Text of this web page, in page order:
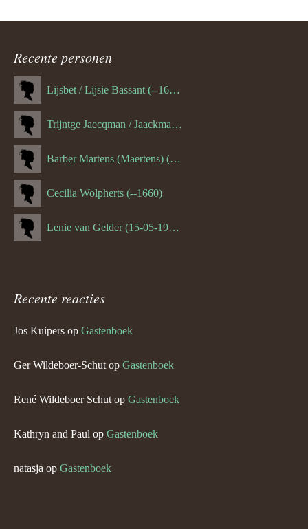
Recente personen
Lijsbet / Lijsie Bassant (--1687)
Trijntge Jaecqman / Jaackman (--1651)
Barber Martens (Maertens) (--1658)
Cecilia Wolpherts (--1660)
Lenie van Gelder (15-05-1970)
Recente reacties
Jos Kuipers op Gastenboek
Ger Wildeboer-Schut op Gastenboek
René Wildeboer Schut op Gastenboek
Kathryn and Paul op Gastenboek
natasja op Gastenboek